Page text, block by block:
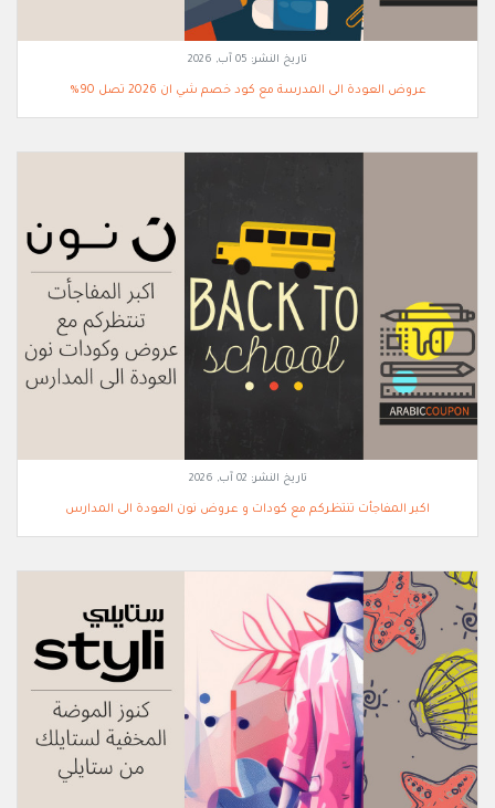
تاريخ النشر: 05 آب, 2026
عروض العودة الى المدرسة مع كود خصم شي ان 2026 تصل 90%
تاريخ النشر: 02 آب, 2026
اكبر المفاجأت تنتظركم مع كودات و عروض نون العودة الى المدارس